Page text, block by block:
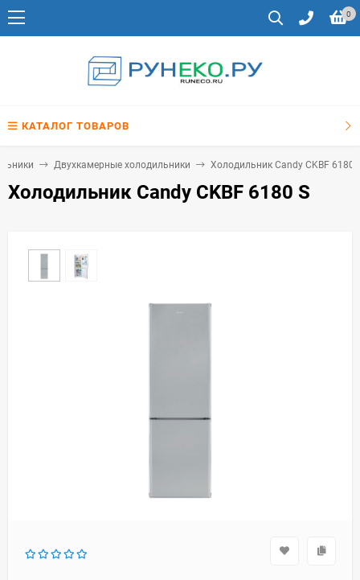
0
КАТАЛОГ ТОВАРОВ
Двухкамерные холодильники Холодильник Candy CKBF 6180
Холодильник Candy CKBF 6180 S